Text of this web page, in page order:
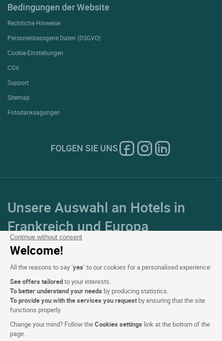
Continue without consent
Welcome!
All the reasons to say ‘yes’ to our cookies for a personalised experience:
See offers tailoredto your interests.
To better understand your needs by producing statistics.
To provide you with the services you request by ensuring that the site
functions properly.
Change your mind? Follow theCookies settings link at the bottom of the
page.
Bedingungen der Website
Rechtliche Hinweise
Personenbezogene Daten (DSGVO)
Cookie-Einstellungen
CGV
Support
Sitemap
Fotodanksagungen
FOLGEN SIE UNS
Unsere Auswahl an Hotels in
Frankreich und Europa
Top Länder
Top Regionen
Top Städte
Top Hotels